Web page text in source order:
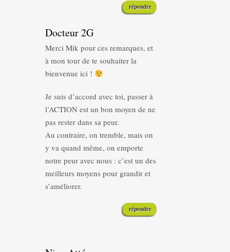
répondre
Docteur 2G
Merci Mik pour ces remarques, et
à mon tour de te souhaiter la
bienvenue ici !
Je suis d’accord avec toi, passer à
l’ACTION est un bon moyen de ne
pas rester dans sa peur.
Au contraire, on tremble, mais on
y va quand même, on emporte
notre peur avec nous : c’est un des
meilleurs moyens pour grandir et
s’améliorer.
répondre